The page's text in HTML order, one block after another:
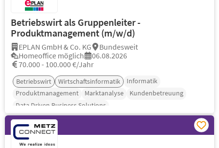
Betriebswirt als Gruppenleiter -
Produktmanagement (m/w/d)
EPLAN GmbH & Co. KG
Bundesweit
Homeoffice möglich
06.08.2026
70.000 - 100.000 €/Jahr
Betriebswirt Wirtschaftsinformatik
Informatik
Produktmanagement
Marktanalyse
Kundenbetreuung
Data Driven Business Solutions